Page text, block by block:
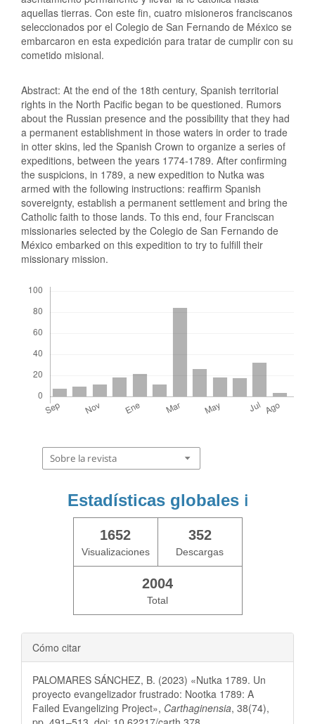
aquellas tierras. Con este fin, cuatro misioneros franciscanos
seleccionados por el Colegio de San Fernando de México se
embarcaron en esta expedición para tratar de cumplir con su
cometido misional.
Abstract: At the end of the 18th century, Spanish territorial
rights in the North Pacific began to be questioned. Rumors
about the Russian presence and the possibility that they had
a permanent establishment in those waters in order to trade
in otter skins, led the Spanish Crown to organize a series of
expeditions, between the years 1774-1789. After confirming
the suspicions, in 1789, a new expedition to Nutka was
armed with the following instructions: reaffirm Spanish
sovereignty, establish a permanent settlement and bring the
Catholic faith to those lands. To this end, four Franciscan
missionaries selected by the Colegio de San Fernando de
México embarked on this expedition to try to fulfill their
missionary mission.
Sobre la revista
Estadísticas globales ℹ️
1652
Visualizaciones
352
Descargas
2004
Total
Cómo citar
PALOMARES SÁNCHEZ, B. (2023) «Nutka 1789. Un
proyecto evangelizador frustrado: Nootka 1789: A
Failed Evangelizing Project», Carthaginensia, 38(74),